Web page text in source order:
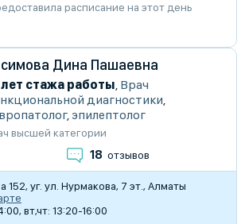
расписание на этот день
Дина Пашаевна
лет стажа работы, Врач
диагностики,
, эпилептолог
высшей категории
18 отзывов
152, уг. ул. Нурмакова, 7 эт., Алматы
вт,чт: 13:20-16:00